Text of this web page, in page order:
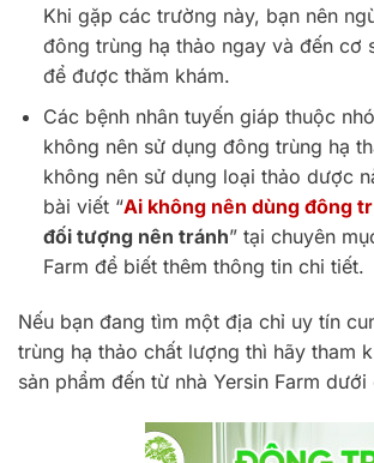
Khi gặp các trường này, bạn nên
đông trùng hạ thảo ngay và đến cơ
để được thăm khám.
Các bệnh nhân tuyến giáp thuộc
không nên sử dụng đông trùng hạ
không nên sử dụng loại thảo dược
bài viết “Ai không nên dùng đông
đối tượng nên tránh” tại chuyên
Farm để biết thêm thông tin chi tiết.
Nếu bạn đang tìm một địa chỉ uy tín
trùng hạ thảo chất lượng thì hãy tham
sản phẩm đến từ nhà Yersin Farm dưới